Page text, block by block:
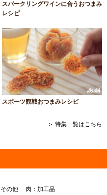
スパークリングワインに合うおつまみ
レシピ
スポーツ観戦おつまみレシピ
＞ 特集一覧はこちら
の他 肉：加工品